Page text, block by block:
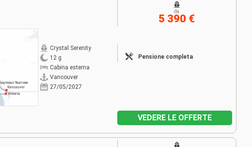
Crystal Serenity
12 g
Cabina esterna
Vancouver
27/05/2027
Pensione completa
da
5 390 €
VEDERE LE OFFERTE